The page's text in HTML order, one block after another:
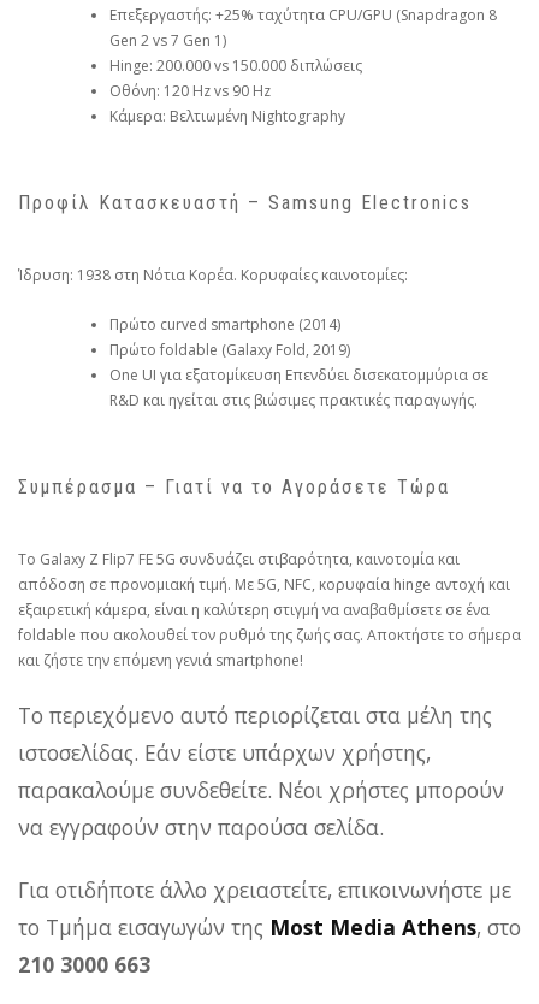
Επεξεργαστής: +25% ταχύτητα CPU/GPU (Snapdragon 8
Gen 2 vs 7 Gen 1)
Hinge: 200.000 vs 150.000 διπλώσεις
Οθόνη: 120 Hz vs 90 Hz
Κάμερα: Βελτιωμένη Nightography
Προφίλ Κατασκευαστή – Samsung Electronics
Ίδρυση: 1938 στη Νότια Κορέα. Κορυφαίες καινοτομίες:
Πρώτο curved smartphone (2014)
Πρώτο foldable (Galaxy Fold, 2019)
One UI για εξατομίκευση Επενδύει δισεκατομμύρια σε
R&D και ηγείται στις βιώσιμες πρακτικές παραγωγής.
Συμπέρασμα – Γιατί να το Αγοράσετε Τώρα
Το Galaxy Z Flip7 FE 5G συνδυάζει στιβαρότητα, καινοτομία και
απόδοση σε προνομιακή τιμή. Με 5G, NFC, κορυφαία hinge αντοχή και
εξαιρετική κάμερα, είναι η καλύτερη στιγμή να αναβαθμίσετε σε ένα
foldable που ακολουθεί τον ρυθμό της ζωής σας. Αποκτήστε το σήμερα
και ζήστε την επόμενη γενιά smartphone!
Το περιεχόμενο αυτό περιορίζεται στα μέλη της
ιστοσελίδας. Εάν είστε υπάρχων χρήστης,
παρακαλούμε συνδεθείτε. Νέοι χρήστες μπορούν
να εγγραφούν στην παρούσα σελίδα.
Για οτιδήποτε άλλο χρειαστείτε, επικοινωνήστε με
το Τμήμα εισαγωγών της Most Media Athens, στο
210 3000 663